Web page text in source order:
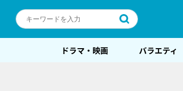
ドラマ・映画 バラエティ